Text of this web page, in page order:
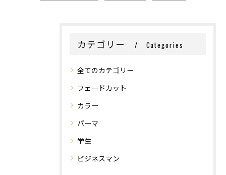
カテゴリー Categories
全てのカテゴリー
フェードカット
カラー
パーマ
学生
ビジネスマン